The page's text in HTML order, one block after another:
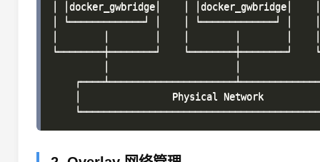
│ │docker_gwbridge│    │ │docker_gwbridge│
│ └─────────────┘ │    │ └─────────────┘ │
└────────┼────────┘    └────────┼────────┘
│                Physical Network